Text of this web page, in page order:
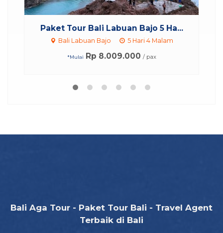
Paket Tour Bali Labuan Bajo 5 Ha...
Bali Labuan Bajo 5 Hari 4 Malam
*Mulai Rp 8.009.000 / pax
Bali Aga Tour - Paket Tour Bali - Travel Agent
Terbaik di Bali